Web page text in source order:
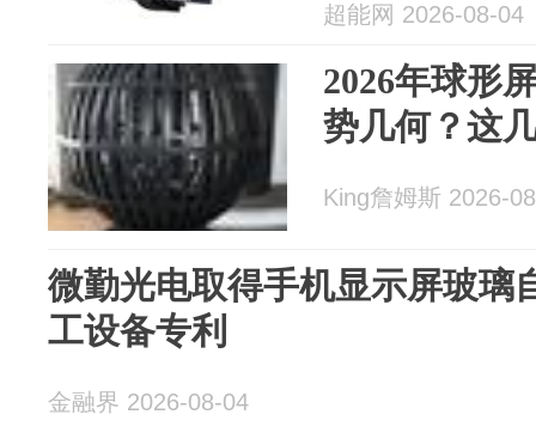
超能网 2026-08-04
2026年球形
势几何？这
King詹姆斯 2026-
微勤光电取得手机显示屏玻璃
工设备专利
金融界 2026-08-04